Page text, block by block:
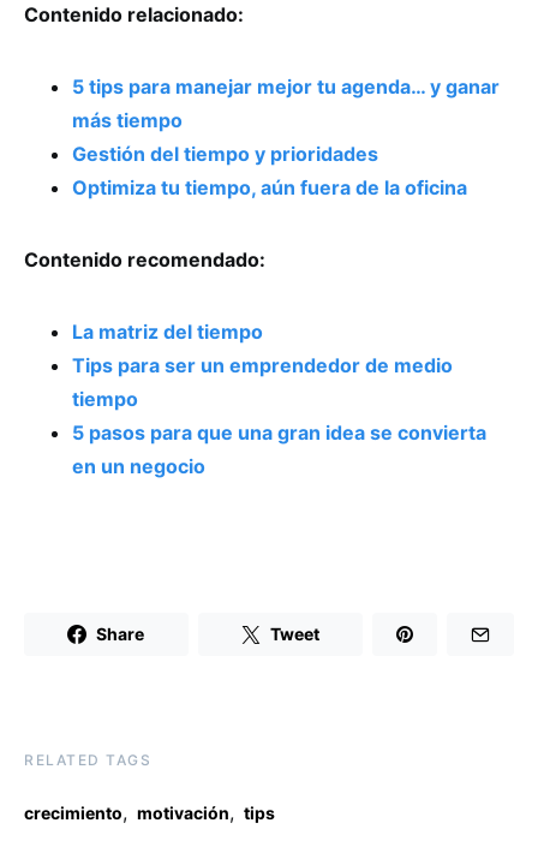
Contenido relacionado:
5 tips para manejar mejor tu agenda… y ganar
más tiempo
Gestión del tiempo y prioridades
Optimiza tu tiempo, aún fuera de la oficina
Contenido recomendado:
La matriz del tiempo
Tips para ser un emprendedor de medio
tiempo
5 pasos para que una gran idea se convierta
en un negocio
Share Tweet
RELATED TAGS
crecimiento, motivación, tips